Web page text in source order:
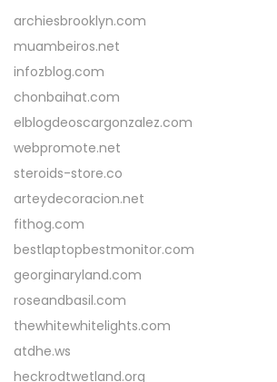
archiesbrooklyn.com
muambeiros.net
infozblog.com
chonbaihat.com
elblogdeoscargonzalez.com
webpromote.net
steroids-store.co
arteydecoracion.net
fithog.com
bestlaptopbestmonitor.com
georginaryland.com
roseandbasil.com
thewhitewhitelights.com
atdhe.ws
heckrodtwetland.org